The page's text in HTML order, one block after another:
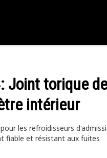
: Joint torique
intérieur
les refroidisseurs
fiable et résistant aux fuites